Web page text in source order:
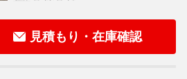
見積もり・在庫確認